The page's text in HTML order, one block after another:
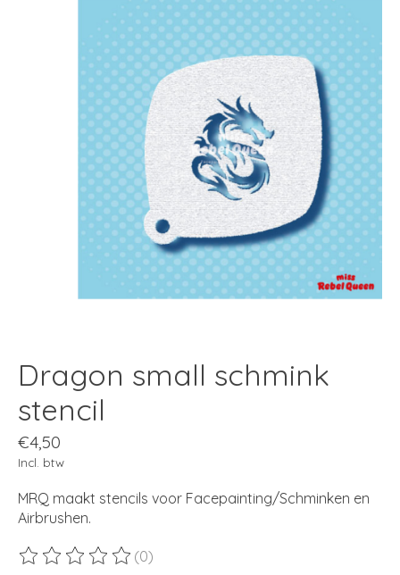
Dragon small schmink
stencil
€4,50
Incl. btw
MRQ maakt stencils voor Facepainting/Schminken en
Airbrushen.
De beoordeling van dit product is
(0)